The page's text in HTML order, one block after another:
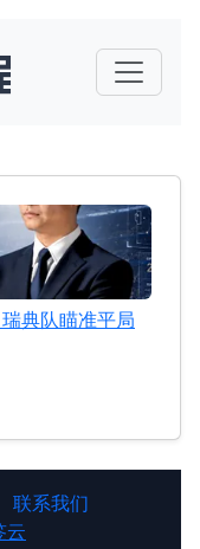
典队瞄准平局
联系我们
云